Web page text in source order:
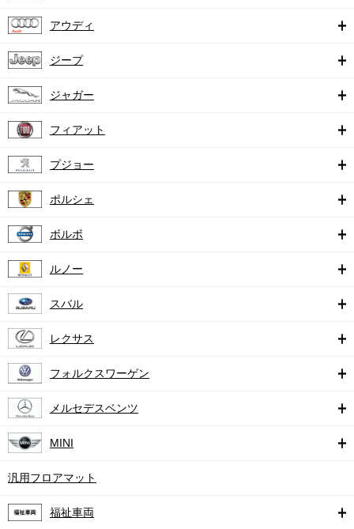
アウディ
ジープ
ジャガー
フィアット
プジョー
ポルシェ
ボルボ
ルノー
スバル
レクサス
フォルクスワーゲン
メルセデスベンツ
MINI
汎用フロアマット
福祉車両